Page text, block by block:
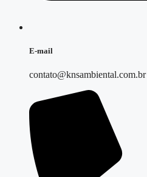
E-mail
contato@knsambiental.com.br